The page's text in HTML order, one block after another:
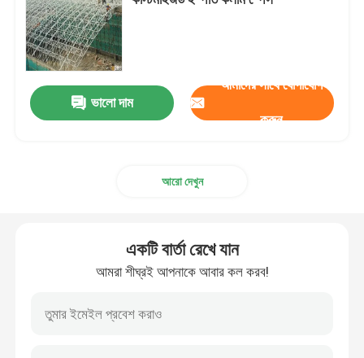
স্পেস ফ্রেম নোড
অ্যালুমিনিয়াম পর্দা প্রাচীর
ছাদের গম্বুজ স্কাইলাইট
ভালো দাম
আমাদের সাথে যোগাযোগ
করুন
আরো দেখুন
একটি বার্তা রেখে যান
আমরা শীঘ্রই আপনাকে আবার কল করব!